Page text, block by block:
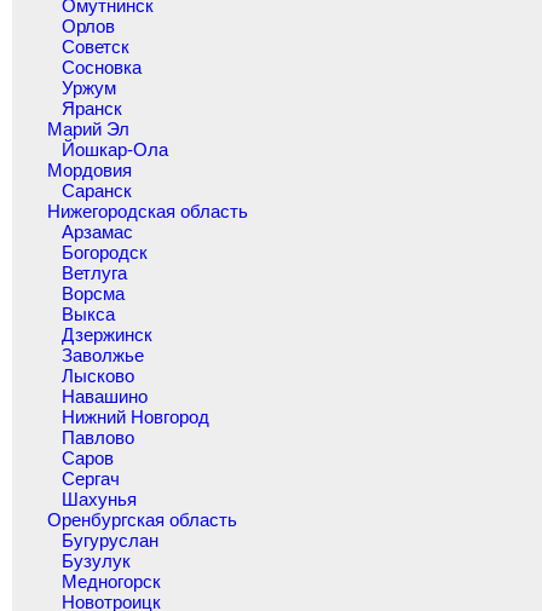
Омутнинск
Орлов
Советск
Сосновка
Уржум
Яранск
Марий Эл
Йошкар-Ола
Мордовия
Саранск
Нижегородская область
Арзамас
Богородск
Ветлуга
Ворсма
Выкса
Дзержинск
Заволжье
Лысково
Навашино
Нижний Новгород
Павлово
Саров
Сергач
Шахунья
Оренбургская область
Бугуруслан
Бузулук
Медногорск
Новотроицк